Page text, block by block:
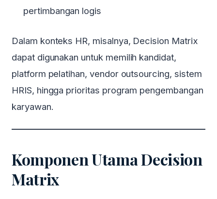
pertimbangan logis
Dalam konteks HR, misalnya, Decision Matrix
dapat digunakan untuk memilih kandidat,
platform pelatihan, vendor outsourcing, sistem
HRIS, hingga prioritas program pengembangan
karyawan.
Komponen Utama Decision
Matrix